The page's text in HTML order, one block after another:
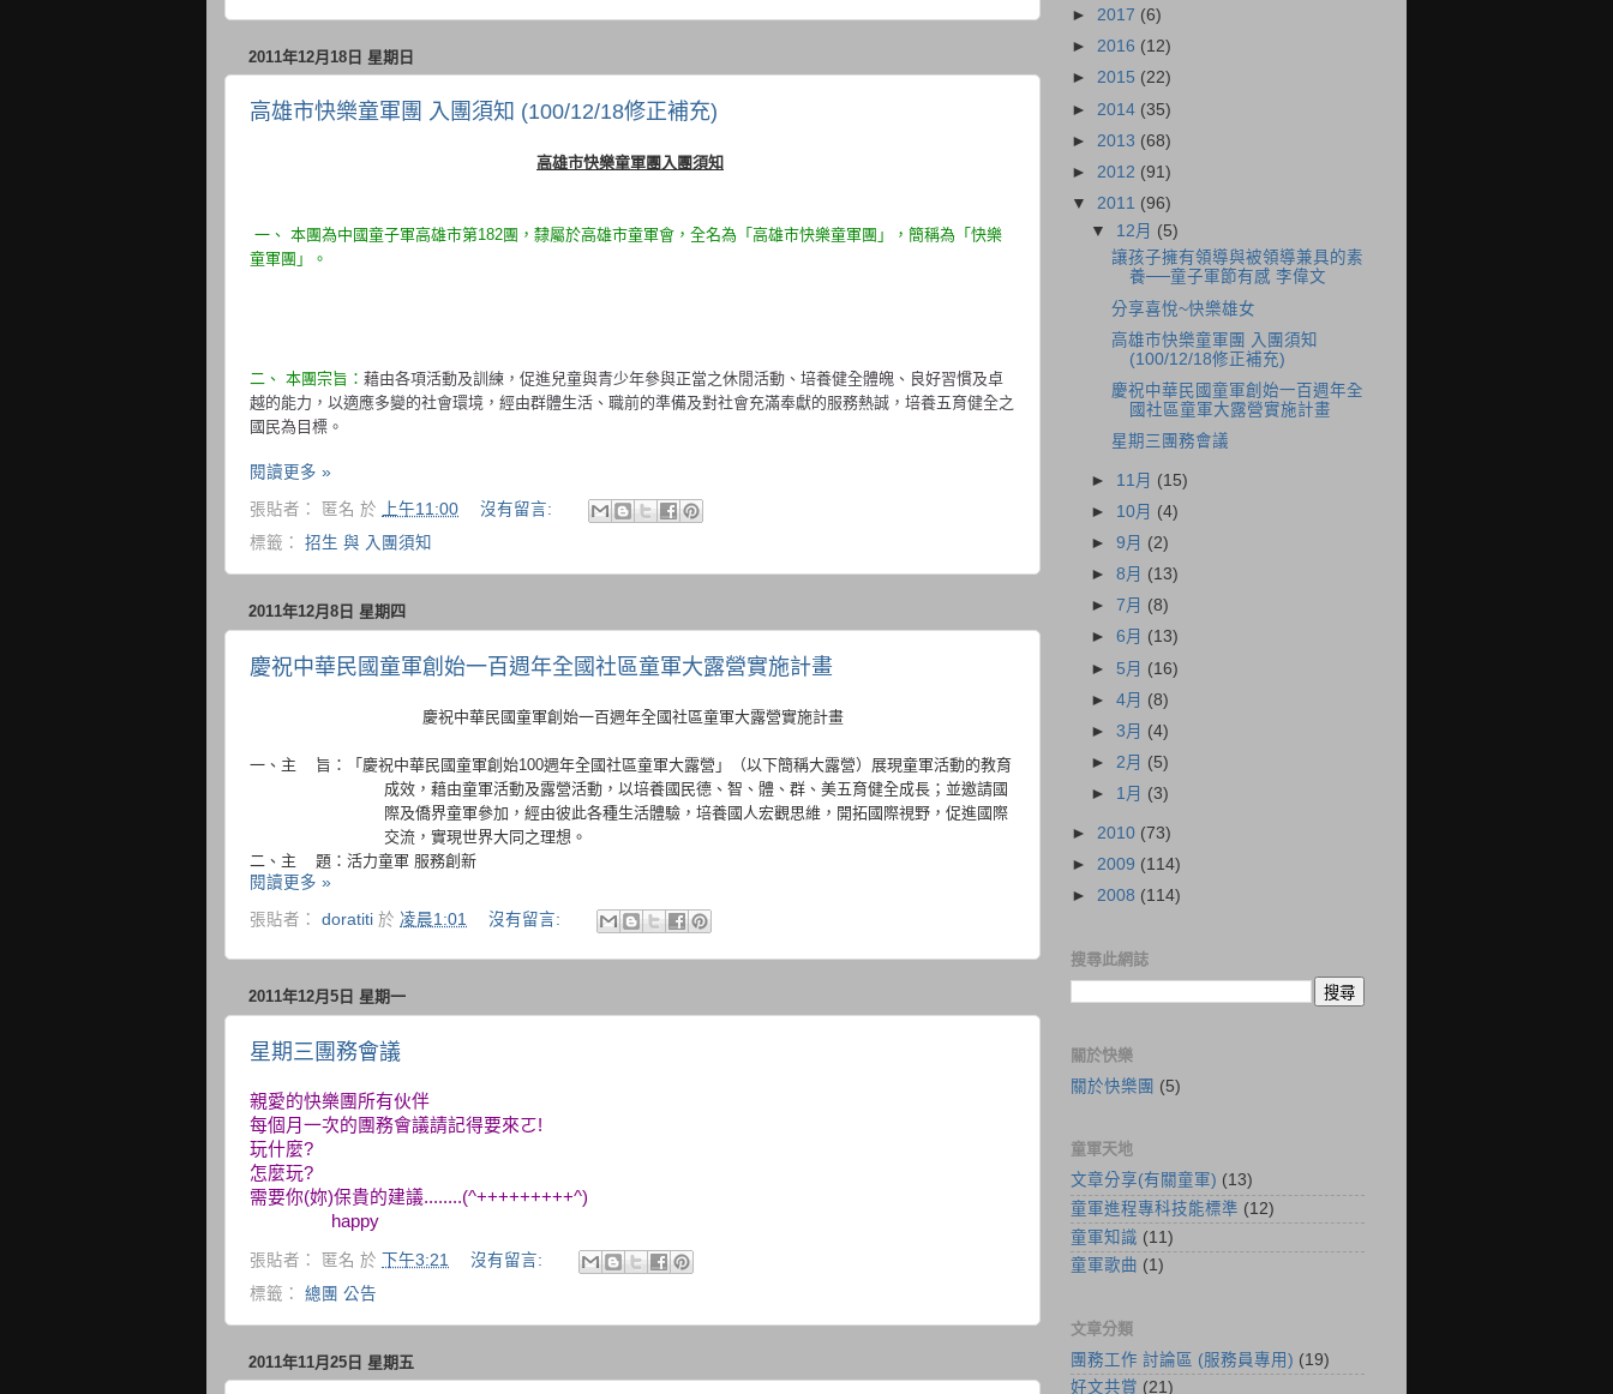
2011年12月18日 星期日
高雄市快樂童軍團 入團須知 (100/12/18修正補充)
高雄市快樂童軍團入團須知
一、 本團為中國童子軍高雄市第182團，隸屬於高雄市童軍會，全名為「高雄市快樂童軍團」，簡稱為「快樂
童軍團」。
二、 本團宗旨： 藉由各項活動及訓練，促進兒童與青少年參與正當之休閒活動、培養健全體魄、良好習慣及卓
越的能力，以適應多變的社會環境，經由群體生活、職前的準備及對社會充滿奉獻的服務熱誠，培養五育健全之
國民為目標。
閱讀更多 »
張貼者： 匿名 於 上午11:00
沒有留言:
標籤： 招生 與 入團須知
2011年12月8日 星期四
慶祝中華民國童軍創始一百週年全國社區童軍大露營實施計畫
慶祝中華民國童軍創始一百週年全國社區童軍大露營實施計畫
一、主 旨：「慶祝中華民國童軍創始100週年全國社區童軍大露營」（以下簡稱大露營）展現童軍活動的教育
成效，藉由童軍活動及露營活動，以培養國民德、智、體、群、美五育健全成長；並邀請國
際及僑界童軍參加，經由彼此各種生活體驗，培養國人宏觀思維，開拓國際視野，促進國際
交流，實現世界大同之理想。
二、主
題：活力童軍 服務創新
閱讀更多 »
張貼者： doratiti 於 凌晨1:01 沒有留言:
2011年12月5日 星期一
星期三團務會議
親愛的快樂團所有伙伴
每個月一次的團務會議請記得要來ㄛ!
玩什麼?
怎麼玩?
需要你(妳)保貴的建議........(^+++++++++^)
happy
張貼者： 匿名 於 下午3:21
沒有留言:
標籤： 總團 公告
2011年11月25日 星期五
► 2017 (6)
► 2016 (12)
► 2015 (22)
► 2014 (35)
► 2013 (68)
► 2012 (91)
▼ 2011 (96)
▼ 12月 (5)
讓孩子擁有領導與被領導兼具的素
養──童子軍節有感 李偉文
分享喜悅~快樂雄女
高雄市快樂童軍團 入團須知
(100/12/18修正補充)
慶祝中華民國童軍創始一百週年全
國社區童軍大露營實施計畫
星期三團務會議
► 11月 (15)
► 10月 (4)
►9月 (2)
►8月 (13)
►7月 (8)
►6月 (13)
► 5月 (16)
►4月 (8)
►3月 (4)
► 2月 (5)
► 1月 (3)
► 2010 (73)
► 2009 (114)
► 2008 (114)
搜尋此網誌
關於快樂
關於快樂團 (5)
童軍天地
文章分享(有關童軍) (13)
童軍進程專科技能標準 (12)
童軍知識 (11)
童軍歌曲 (1)
文章分類
團務工作 討論區 (服務員專用) (19)
好文共賞 (21)